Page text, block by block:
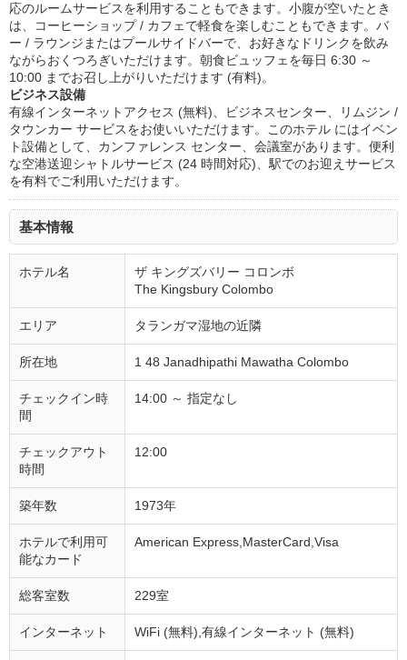
応のルームサービスを利用することもできます。小腹が空いたとき
は、コーヒーショップ / カフェで軽食を楽しむこともできます。バ
ー / ラウンジまたはプールサイドバーで、お好きなドリンクを飲み
ながらおくつろぎいただけます。朝食ビュッフェを毎日 6:30 ～
10:00 までお召し上がりいただけます (有料)。
ビジネス設備
有線インターネットアクセス (無料)、ビジネスセンター、リムジン /
タウンカー サービスをお使いいただけます。このホテル にはイベン
ト設備として、カンファレンス センター、会議室があります。便利
な空港送迎シャトルサービス (24 時間対応)、駅でのお迎えサービス
を有料でご利用いただけます。
基本情報
ホテル名
ザ キングズバリー コロンボ
The Kingsbury Colombo
エリア タランガマ湿地の近隣
所在地 1 48 Janadhipathi Mawatha Colombo
チェックイン時
間
14:00 ～ 指定なし
チェックアウト
時間
12:00
築年数 1973年
ホテルで利用可
能なカード
American Express,MasterCard,Visa
総客室数 229室
インターネット WiFi (無料),有線インターネット (無料)